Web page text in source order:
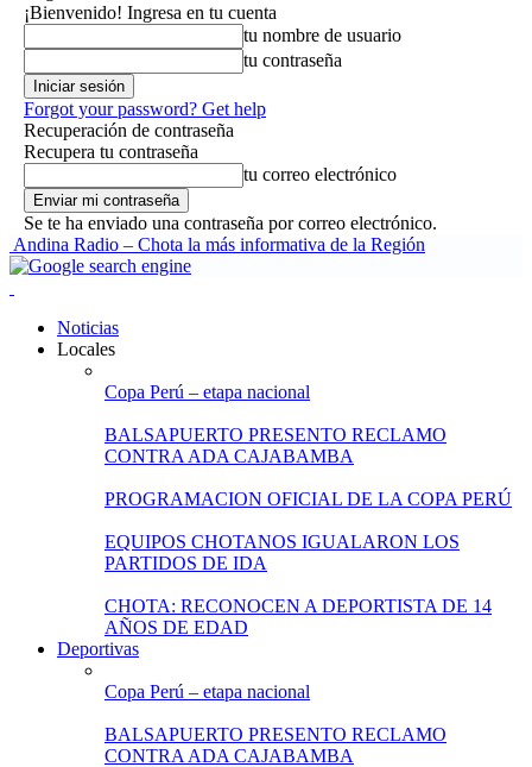
¡Bienvenido! Ingresa en tu cuenta
tu nombre de usuario
tu contraseña
Forgot your password? Get help
Recuperación de contraseña
Recupera tu contraseña
tu correo electrónico
Se te ha enviado una contraseña por correo electrónico.
Andina Radio – Chota la más informativa de la Región
Noticias
Locales
Copa Perú – etapa nacional
BALSAPUERTO PRESENTO RECLAMO
CONTRA ADA CAJABAMBA
PROGRAMACION OFICIAL DE LA COPA PERÚ
EQUIPOS CHOTANOS IGUALARON LOS
PARTIDOS DE IDA
CHOTA: RECONOCEN A DEPORTISTA DE 14
AÑOS DE EDAD
Deportivas
Copa Perú – etapa nacional
BALSAPUERTO PRESENTO RECLAMO
CONTRA ADA CAJABAMBA